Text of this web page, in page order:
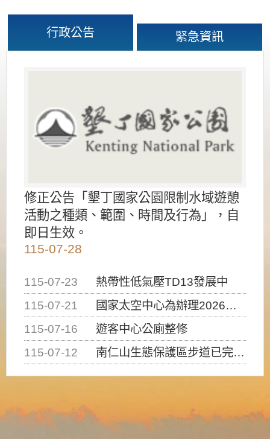
行政公告 緊急資訊
修正公告「墾丁國家公園限制水域遊憩
活動之種類、範圍、時間及行為」，自
即日生效。
115-07-28
115-07-23
熱帶性低氣壓TD13發展中
115-07-21
國家太空中心為辦理2026台灣盃火箭競賽，陸、海、空域警戒及協調相關事宜，因颱風備案事宜
115-07-16
遊客中心公廁整修
115-07-12
南仁山生態保護區步道已完成修復，自115年7月13日（星期一）起恢復開放入園，歡迎民眾依規定申請入園....